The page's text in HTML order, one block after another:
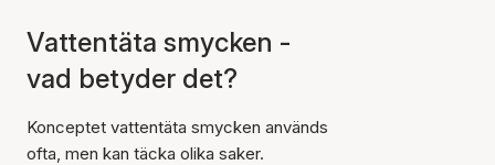
Vattentäta smycken -
vad betyder det?
Konceptet vattentäta smycken används
ofta, men kan täcka olika saker.